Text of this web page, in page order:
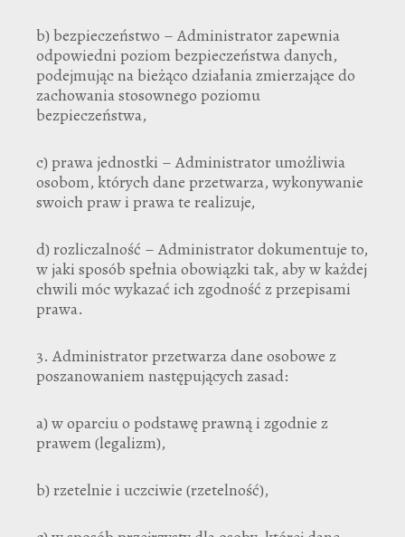
b) bezpieczeństwo – Administrator zapewnia
odpowiedni poziom bezpieczeństwa danych,
podejmując na bieżąco działania zmierzające do
zachowania stosownego poziomu
bezpieczeństwa,
c) prawa jednostki – Administrator umożliwia
osobom, których dane przetwarza, wykonywanie
swoich praw i prawa te realizuje,
d) rozliczalność – Administrator dokumentuje to,
w jaki sposób spełnia obowiązki tak, aby w każdej
chwili móc wykazać ich zgodność z przepisami
prawa.
3. Administrator przetwarza dane osobowe z
poszanowaniem następujących zasad:
a) w oparciu o podstawę prawną i zgodnie z
prawem (legalizm),
b) rzetelnie i uczciwie (rzetelność),